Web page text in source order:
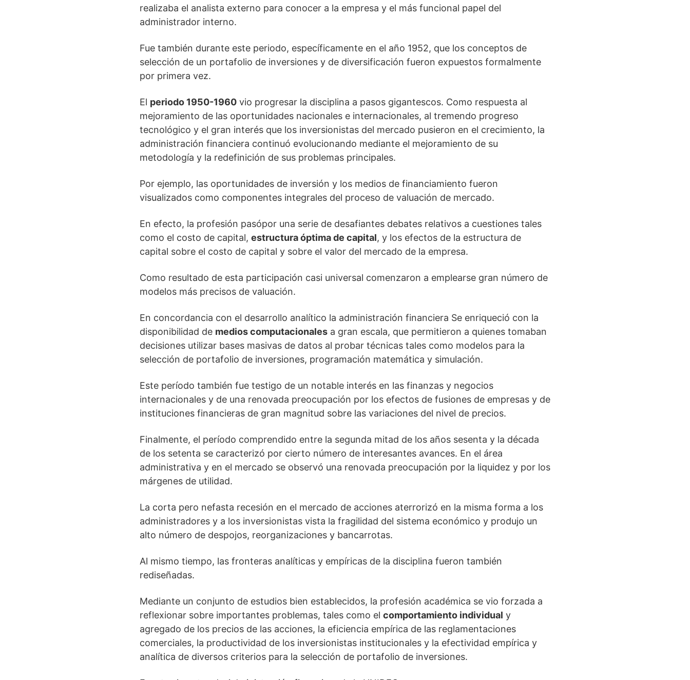
realizaba el analista externo para conocer a la empresa y el más funcional papel del
administrador interno.
Fue también durante este periodo, específicamente en el año 1952, que los conceptos de
selección de un portafolio de inversiones y de diversificación fueron expuestos formalmente
por primera vez.
El periodo 1950-1960 vio progresar la disciplina a pasos gigantescos. Como respuesta al
mejoramiento de las oportunidades nacionales e internacionales, al tremendo progreso
tecnológico y el gran interés que los inversionistas del mercado pusieron en el crecimiento, la
administración financiera continuó evolucionando mediante el mejoramiento de su
metodología y la redefinición de sus problemas principales.
Por ejemplo, las oportunidades de inversión y los medios de financiamiento fueron
visualizados como componentes integrales del proceso de valuación de mercado.
En efecto, la profesión pasópor una serie de desafiantes debates relativos a cuestiones tales
como el costo de capital, estructura óptima de capital, y los efectos de la estructura de
capital sobre el costo de capital y sobre el valor del mercado de la empresa.
Como resultado de esta participación casi universal comenzaron a emplearse gran número de
modelos más precisos de valuación.
En concordancia con el desarrollo analítico la administración financiera Se enriqueció con la
disponibilidad de medios computacionales a gran escala, que permitieron a quienes tomaban
decisiones utilizar bases masivas de datos al probar técnicas tales como modelos para la
selección de portafolio de inversiones, programación matemática y simulación.
Este período también fue testigo de un notable interés en las finanzas y negocios
internacionales y de una renovada preocupación por los efectos de fusiones de empresas y de
instituciones financieras de gran magnitud sobre las variaciones del nivel de precios.
Finalmente, el período comprendido entre la segunda mitad de los años sesenta y la década
de los setenta se caracterizó por cierto número de interesantes avances. En el área
administrativa y en el mercado se observó una renovada preocupación por la liquidez y por los
márgenes de utilidad.
La corta pero nefasta recesión en el mercado de acciones aterrorizó en la misma forma a los
administradores y a los inversionistas vista la fragilidad del sistema económico y produjo un
alto número de despojos, reorganizaciones y bancarrotas.
Al mismo tiempo, las fronteras analíticas y empíricas de la disciplina fueron también
rediseñadas.
Mediante un conjunto de estudios bien establecidos, la profesión académica se vio forzada a
reflexionar sobre importantes problemas, tales como el comportamiento individual y
agregado de los precios de las acciones, la eficiencia empírica de las reglamentaciones
comerciales, la productividad de los inversionistas institucionales y la efectividad empírica y
analítica de diversos criterios para la selección de portafolio de inversiones.